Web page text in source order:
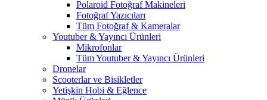
Polaroid Fotoğraf Makineleri
Fotoğraf Yazıcıları
Tüm Fotoğraf & Kameralar
Youtuber & Yayıncı Ürünleri
Mikrofonlar
Tüm Youtuber & Yayıncı Ürünleri
Dronelar
Scooterlar ve Bisikletler
Yetişkin Hobi & Eğlence